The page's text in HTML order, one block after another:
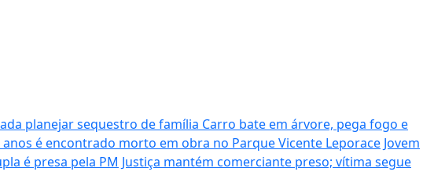
planejar sequestro de família Carro bate em árvore, pega fogo e
anos é encontrado morto em obra no Parque Vicente Leporace Jovem
é presa pela PM Justiça mantém comerciante preso; vítima segue